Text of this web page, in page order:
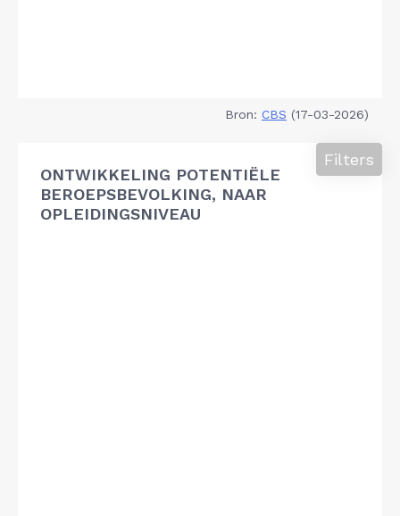
Bron: CBS (17-03-2026)
ONTWIKKELING POTENTIËLE
BEROEPSBEVOLKING, NAAR
OPLEIDINGSNIVEAU
Filters